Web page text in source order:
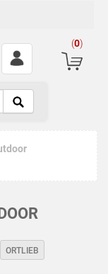
(0)
ORTLIEB